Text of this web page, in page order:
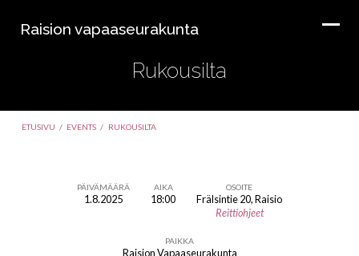
Raision vapaaseurakunta
Rukousilta
ETUSIVU / EVENTS / RUKOUSILTA
PÄIVÄMÄÄRÄ
1.8.2025
AIKA
18:00
OSOITE
Frälsintie 20, Raisio
Reittiohjeet
PAIKKA
Raision Vapaaseurakunta